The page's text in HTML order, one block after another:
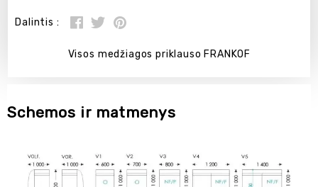
Dalintis :
Visos medžiagos priklauso FRANKOF
Schemos ir matmenys